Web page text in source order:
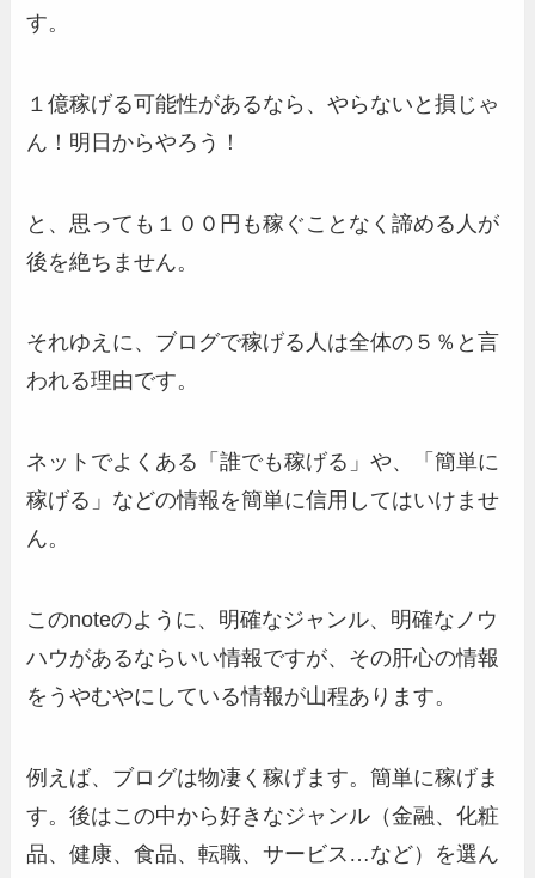
す。
１億稼げる可能性があるなら、やらないと損じゃ
ん！明日からやろう！
と、思っても１００円も稼ぐことなく諦める人が
後を絶ちません。
それゆえに、ブログで稼げる人は全体の５％と言
われる理由です。
ネットでよくある「誰でも稼げる」や、「簡単に
稼げる」などの情報を簡単に信用してはいけませ
ん。
このnoteのように、明確なジャンル、明確なノウ
ハウがあるならいい情報ですが、その肝心の情報
をうやむやにしている情報が山程あります。
例えば、ブログは物凄く稼げます。簡単に稼げま
す。後はこの中から好きなジャンル（金融、化粧
品、健康、食品、転職、サービス…など）を選ん